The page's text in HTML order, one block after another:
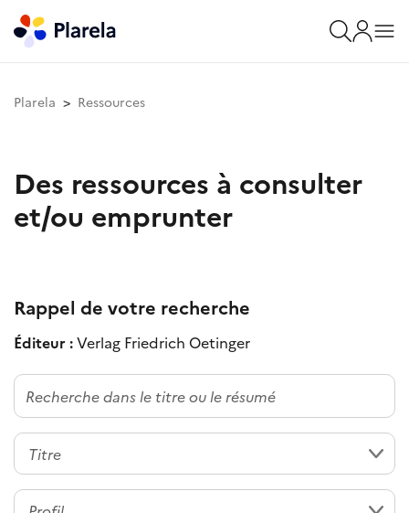
Plarela Ressources
Des ressources à consulter
et/ou emprunter
Rappel de votre recherche
Éditeur :Verlag Friedrich Oetinger